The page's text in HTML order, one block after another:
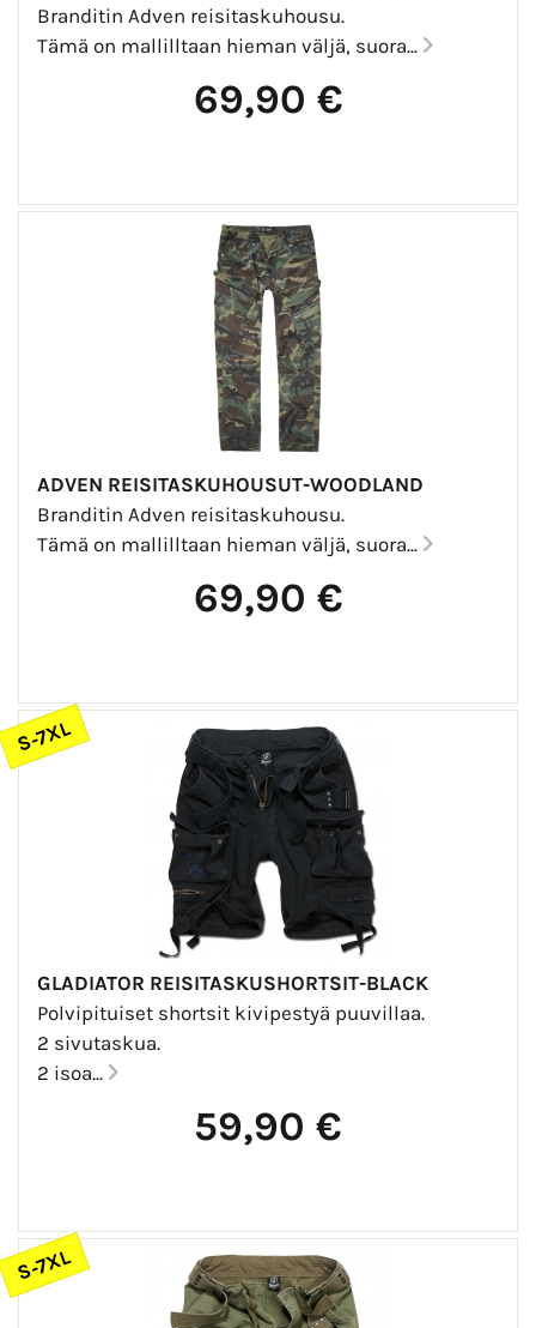
Branditin Adven reisitaskuhousu.
Tämä on mallilltaan hieman väljä, suora...
69,90 €
ADVEN REISITASKUHOUSUT-WOODLAND
Branditin Adven reisitaskuhousu.
Tämä on mallilltaan hieman väljä, suora...
69,90 €
S-7XL
GLADIATOR REISITASKUSHORTSIT-BLACK
Polvipituiset shortsit kivipestyä puuvillaa.
2 sivutaskua.
2 isoa...
59,90 €
S-7XL